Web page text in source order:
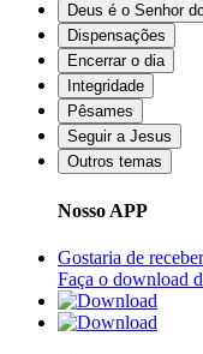
Deus é o Senhor
Dispensações
Encerrar o dia
Integridade
Pêsames
Seguir a Jesus
Outros temas
Nosso APP
Gostaria de
Faça o download